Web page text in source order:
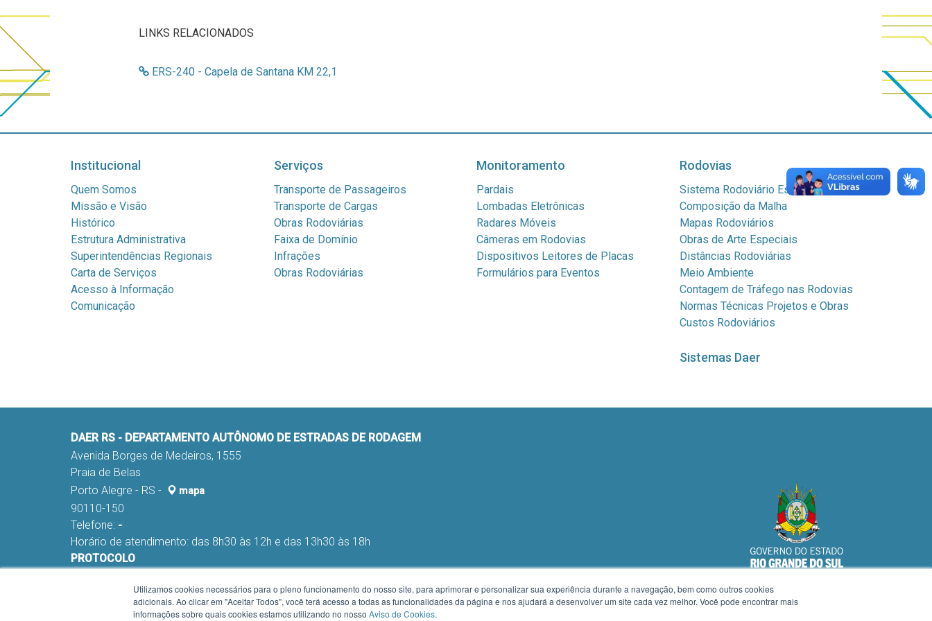
LINKS RELACIONADOS
ERS-240 - Capela de Santana KM 22,1
Institucional
Quem Somos
Missão e Visão
Histórico
Estrutura Administrativa
Superintendências Regionais
Carta de Serviços
Acesso à Informação
Comunicação
Serviços
Transporte de Passageiros
Transporte de Cargas
Obras Rodoviárias
Faixa de Domínio
Infrações
Obras Rodoviárias
Monitoramento
Pardais
Lombadas Eletrônicas
Radares Móveis
Câmeras em Rodovias
Dispositivos Leitores de Placas
Formulários para Eventos
Rodovias
Sistema Rodoviário Estadual
Composição da Malha
Mapas Rodoviários
Obras de Arte Especiais
Distâncias Rodoviárias
Meio Ambiente
Contagem de Tráfego nas Rodovias
Normas Técnicas Projetos e Obras
Custos Rodoviários
Sistemas Daer
DAER RS - DEPARTAMENTO AUTÔNOMO DE ESTRADAS DE RODAGEM
Avenida Borges de Medeiros, 1555
Praia de Belas
Porto Alegre - RS -
mapa
90110-150
Telefone: -
Horário de atendimento: das 8h30 às 12h e das 13h30 às 18h
PROTOCOLO
nca-proa@daer.rs.gov.br
Horário de atendimento Protocolo: das 9h às 12h e das 13h às 16h
Utilizamos cookies necessários para o pleno funcionamento do nosso site, para aprimorar e personalizar sua experiência durante a navegação, bem como outros cookies
adicionais. Ao clicar em "Aceitar Todos", você terá acesso a todas as funcionalidades da página e nos ajudará a desenvolver um site cada vez melhor. Você pode encontrar mais
informações sobre quais cookies estamos utilizando no nosso Aviso de Cookies.